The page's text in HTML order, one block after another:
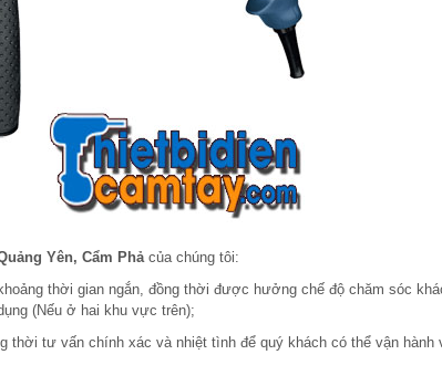
Yên, Cẩm Phảcủa chúng tôi:
thời gian ngắn, đồng thời được hưởng chế độ chăm sóc
(Nếu ở hai khu vực trên);
thời tư vấn chính xác và nhiệt tình để quý khách có thể vận hành